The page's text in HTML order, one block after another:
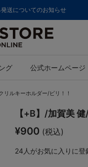
送についてのお知らせ
グ 公式ホームページ
リルキーホルダー/ビリ！！
【+B】/加賀美
¥900 (税込)
24 人がお気に入りに登